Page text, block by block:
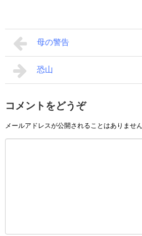
母の警告
恐山
コメントをどうぞ
メールアドレスが公開されることはありません